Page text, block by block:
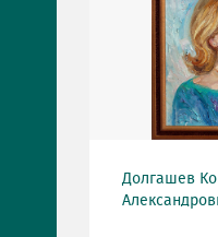
Долгашев